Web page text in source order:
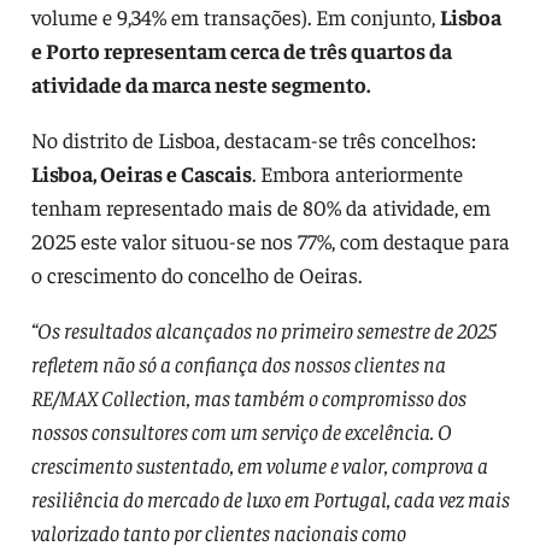
volume e 9,34% em transações). Em conjunto,Lisboa
e Porto representam cerca de três quartos da
atividade da marca neste segmento.
No distrito de Lisboa, destacam-se três concelhos:
Lisboa, Oeiras e Cascais. Embora anteriormente
tenham representado mais de 80% da atividade, em
2025 este valor situou-se nos 77%, com destaque para
o crescimento do concelho de Oeiras.
“Os resultados alcançados no primeiro semestre de 2025
refletem não só a confiança dos nossos clientes na
RE/MAX Collection, mas também o compromisso dos
nossos consultores com um serviço de excelência. O
crescimento sustentado, em volume e valor, comprova a
resiliência do mercado de luxo em Portugal, cada vez mais
valorizado tanto por clientes nacionais como